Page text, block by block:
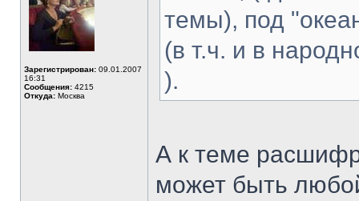
Зарегистрирован: 09.01.2007
16:31
Сообщения: 4215
Откуда: Москва
темы), под
(в т.ч. и в
).
А к теме
может быть